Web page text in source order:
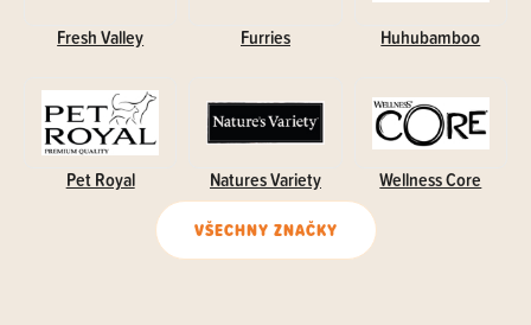
Fresh Valley Furries Huhubamboo
Pet Royal Natures Variety Wellness Core
VŠECHNY ZNAČKY